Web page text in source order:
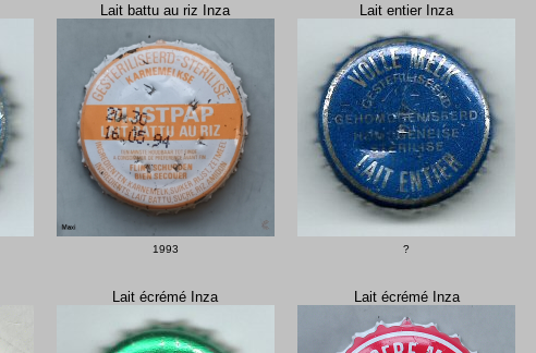
Lait battu au riz Inza
1993
Lait entier Inza
?
Lait écrémé Inza Lait écrémé Inza